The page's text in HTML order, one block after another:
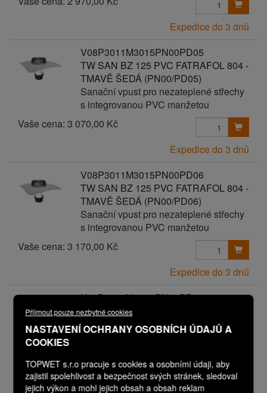
Přijmout pouze nezbytné cookies
NASTAVENÍ OCHRANY OSOBNÍCH ÚDAJŮ A
COOKIES
TOPWET s.r.o pracuje s cookies a osobními údaji, aby
zajistil spolehlivost a bezpečnost svých stránek, sledoval
jejich výkon a mohl jejich obsah a obsah reklam
Expedice do 3 dnů
V08P3011M3015PN00PD05
TW SAN BZ 125 PVC FATRAFOL 804 -
TMAVĚ ŠEDÁ (PN00/PD05)
Sanační vpust pro nezateplené střechy
s integrovanou PVC manžetou
Vaše cena: 3 070,00 Kč
Expedice do 3 dnů
V08P3011M3015PN00PD06
TW SAN BZ 125 PVC FATRAFOL 804 -
TMAVĚ ŠEDÁ (PN00/PD06)
Sanační vpust pro nezateplené střechy
s integrovanou PVC manžetou
Vaše cena: 3 170,00 Kč
Expedice do 3 dnů
V08P3011M3017PN00PD00
TW SAN BZ 125 PVC FLAGON ŠEDÁ
Sanační vpust pro nezateplené střechy
s integrovanou PVC manžetou
Vaše cena:2 570,00 Kč